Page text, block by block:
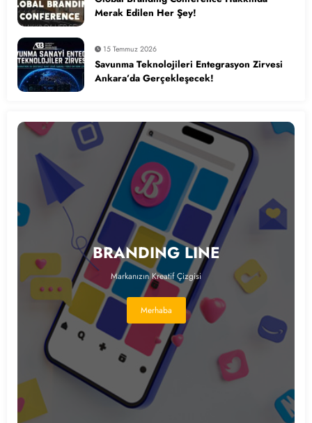
Merak Edilen Her Şey!
15 Temmuz 2026
Savunma Teknolojileri Entegrasyon Zirvesi
Ankara’da Gerçekleşecek!
BRANDING LINE
Markanızın Kreatif Çizgisi
Merhaba